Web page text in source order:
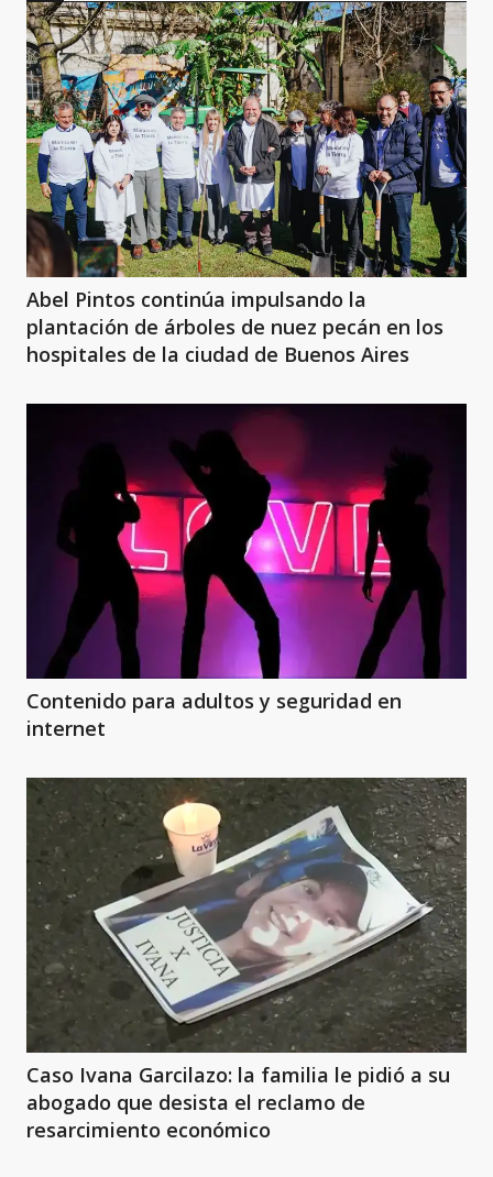
Abel Pintos continúa impulsando la
plantación de árboles de nuez pecán en los
hospitales de la ciudad de Buenos Aires
Contenido para adultos y seguridad en
internet
Caso Ivana Garcilazo: la familia le pidió a su
abogado que desista el reclamo de
resarcimiento económico